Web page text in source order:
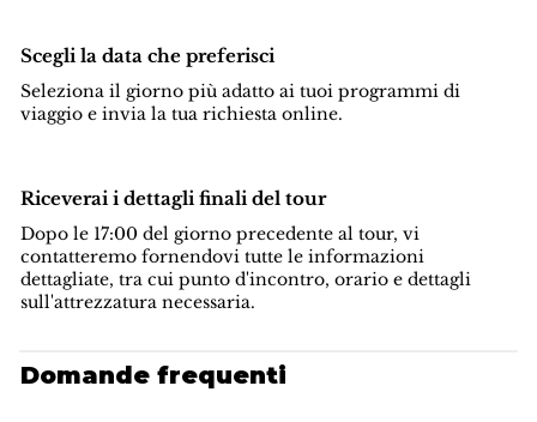
Scegli la data che preferisci
Seleziona il giorno più adatto ai tuoi programmi di
viaggio e invia la tua richiesta online.
Riceverai i dettagli finali del tour
Dopo le 17:00 del giorno precedente al tour, vi
contatteremo fornendovi tutte le informazioni
dettagliate, tra cui punto d'incontro, orario e dettagli
sull'attrezzatura necessaria.
Domande frequenti